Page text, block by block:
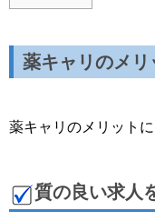
薬キャリのメリ
薬キャリのメリット
質の良い求人